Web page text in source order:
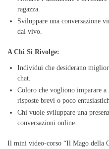
ragazza.
Sviluppare una conversazione
dal vivo.
A Chi Si Rivolge:
Individui che desiderano
chat.
Coloro che vogliono imparare
risposte brevi o poco
Chi vuole sviluppare una
conversazioni online.
Il mini video-corso “Il Mago della